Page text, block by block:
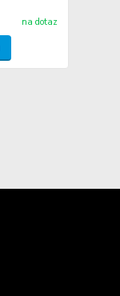
na dotaz